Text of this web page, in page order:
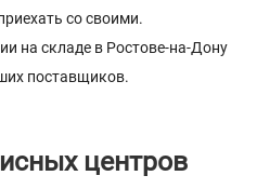
со своими.
на складе в Ростове-на-Дону
поставщиков.
центров